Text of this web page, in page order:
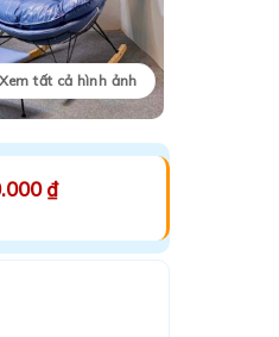
Xem tất cả hình ảnh
₫